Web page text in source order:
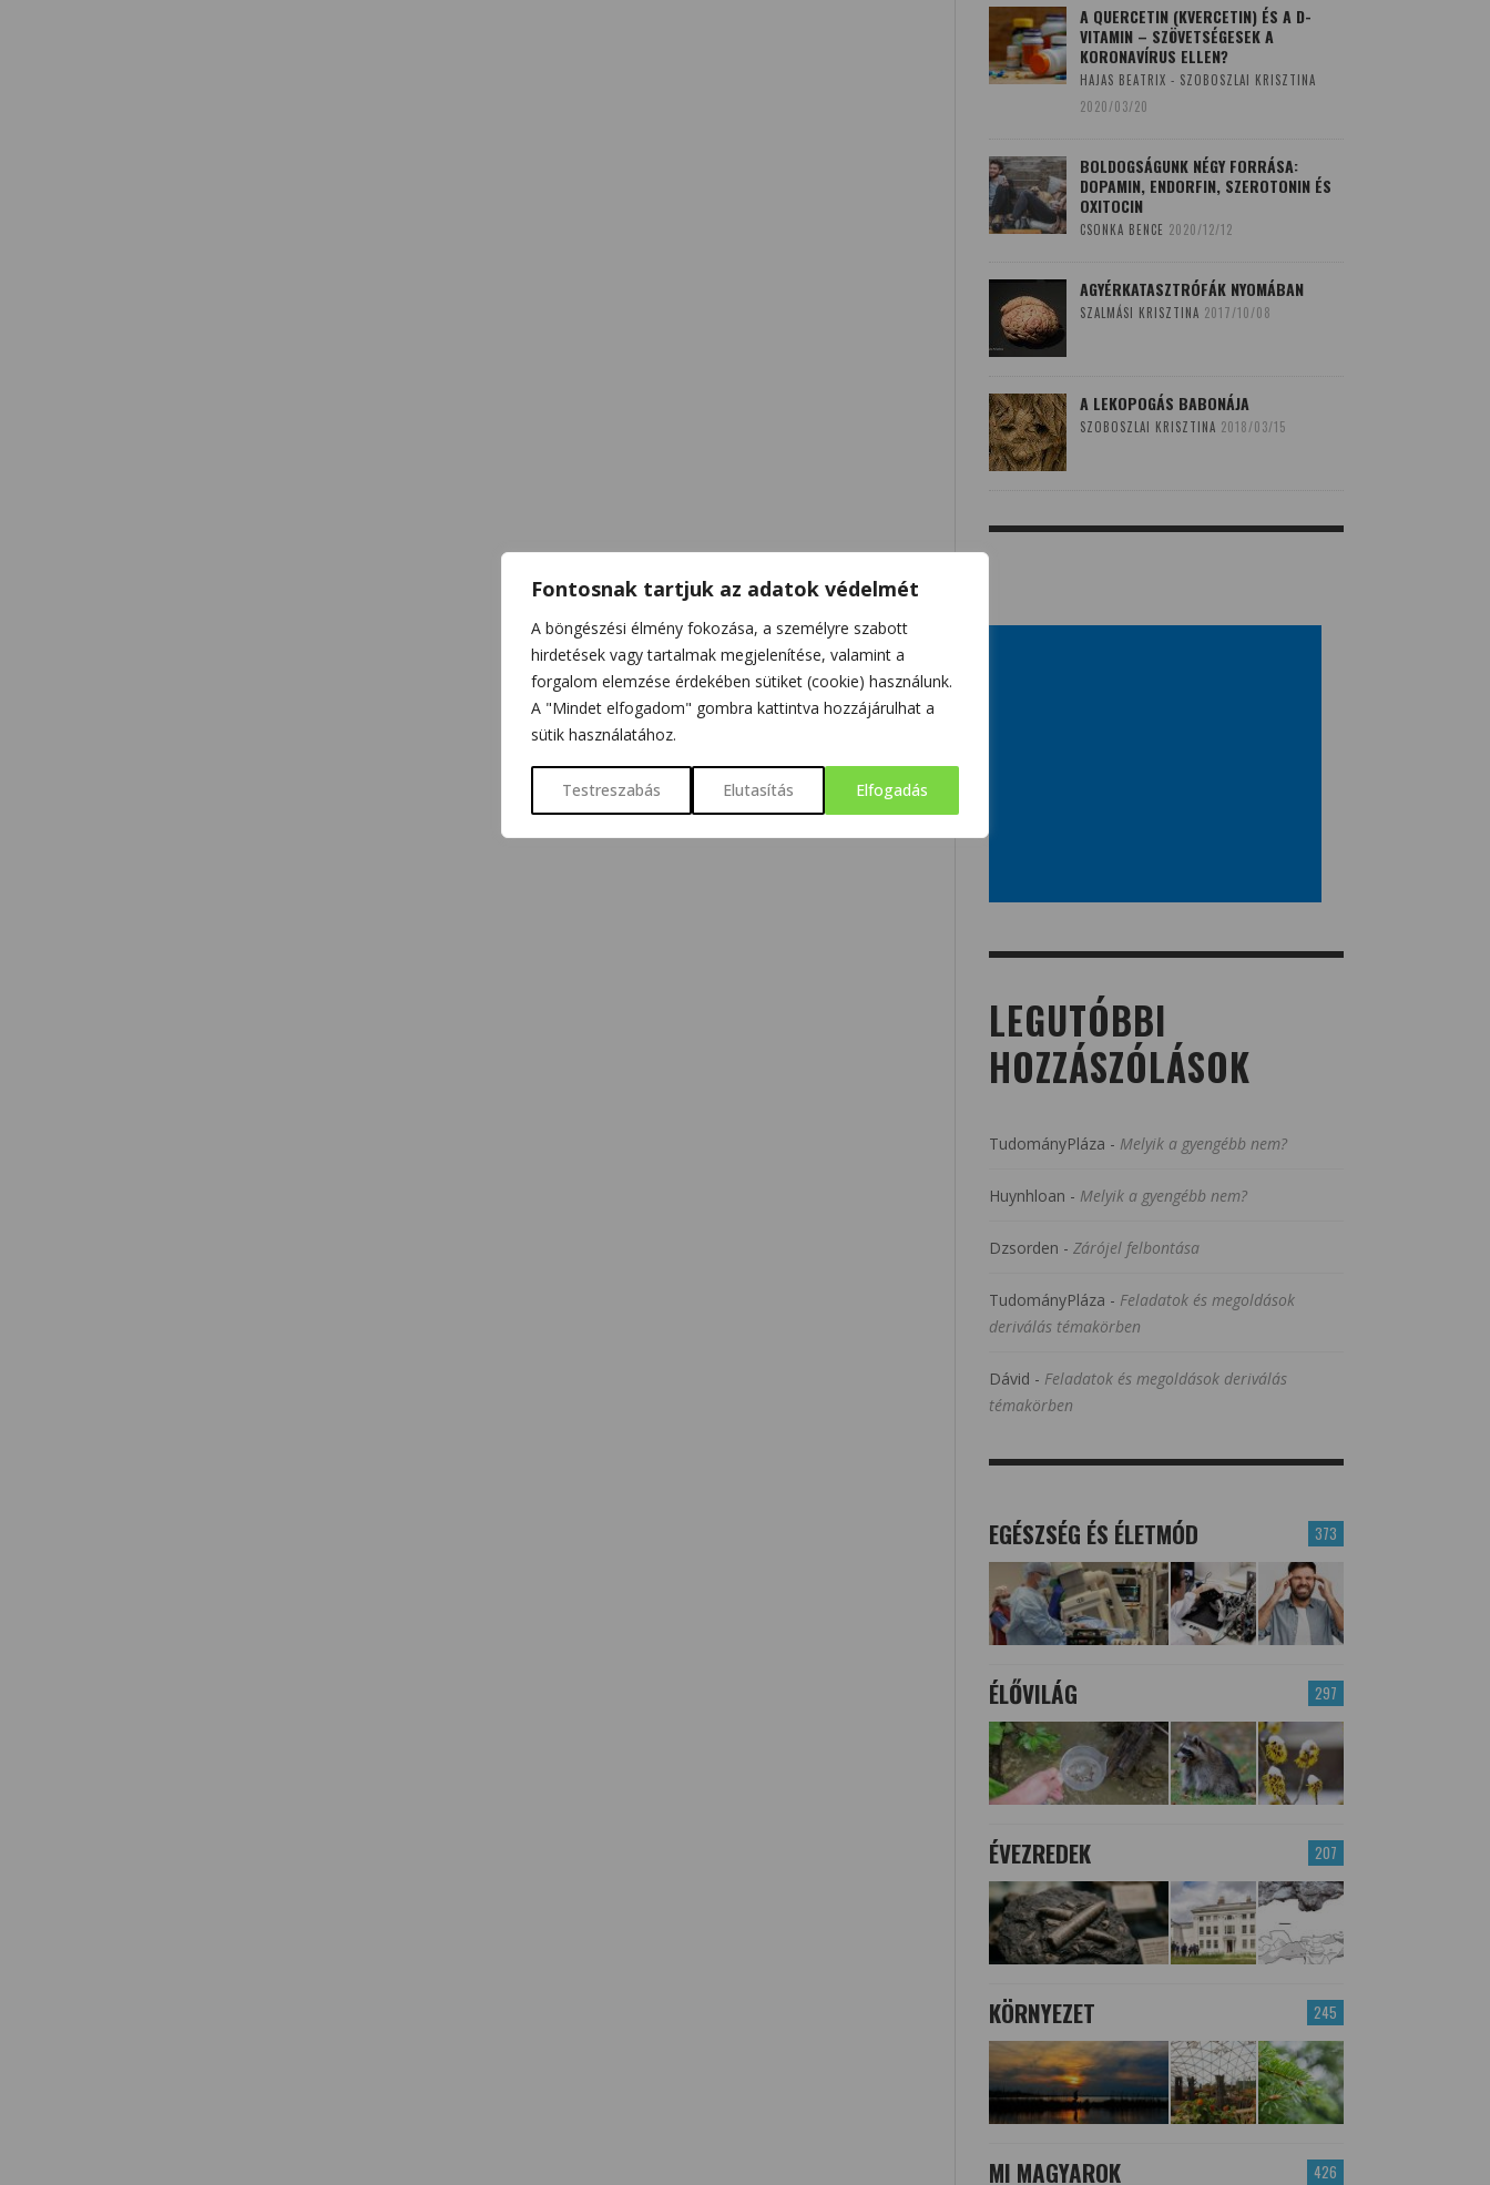
Fontosnak tartjuk az adatok védelmét
A böngészési élmény fokozása, a személyre szabott
hirdetések vagy tartalmak megjelenítése, valamint a
forgalom elemzése érdekében sütiket (cookie) használunk.
A "Mindet elfogadom" gombra kattintva hozzájárulhat a
sütik használatához.
Testreszabás Elutasítás Elfogadás
A QUERCETIN (KVERCETIN) ÉS A D-
VITAMIN – SZÖVETSÉGESEK A
KORONAVÍRUS ELLEN?
HAJAS BEATRIX - SZOBOSZLAI KRISZTINA
2020/03/20
BOLDOGSÁGUNK NÉGY FORRÁSA:
DOPAMIN, ENDORFIN, SZEROTONIN ÉS
OXITOCIN
CSONKA BENCE 2020/12/12
AGYÉRKATASZTRÓFÁK NYOMÁBAN
SZALMÁSI KRISZTINA 2017/10/08
A LEKOPOGÁS BABONÁJA
SZOBOSZLAI KRISZTINA 2018/03/15
LEGUTÓBBI
HOZZÁSZÓLÁSOK
TudományPláza - Melyik a gyengébb nem?
Huynhloan - Melyik a gyengébb nem?
Dzsorden - Zárójel felbontása
TudományPláza - Feladatok és megoldások
deriválás témakörben
Dávid - Feladatok és megoldások deriválás
témakörben
373
EGÉSZSÉG ÉS ÉLETMÓD
297
ÉLŐVILÁG
207
ÉVEZREDEK
245
KÖRNYEZET
426
MI MAGYAROK